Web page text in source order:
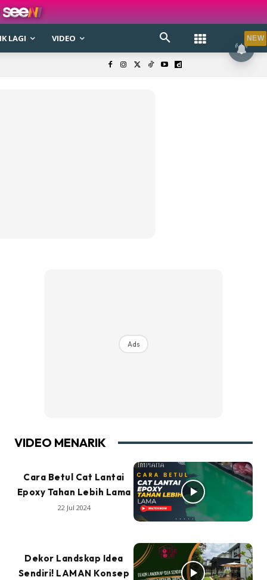
LAGI VIDEO
Ads
VIDEO MENARIK
Cara Betul Cat Lantai
Epoxy Tahan Lebih Lama
22 Jul 2024
Dekor Landskap Idea
Sendiri! LAMAN Konsep
NEW